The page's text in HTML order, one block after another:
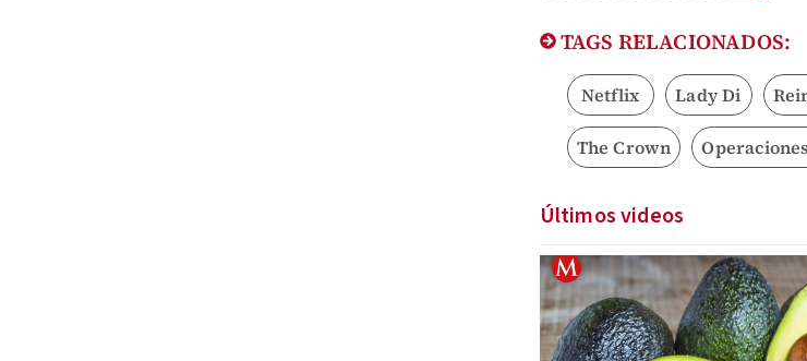
TAGS RELACIONADOS:
Netflix Lady Di
The Crown
Últimos videos